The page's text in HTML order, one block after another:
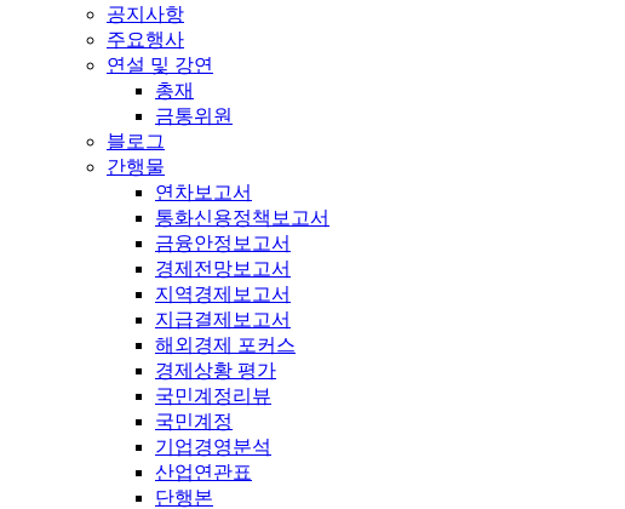
공지사항
주요행사
연설 및 강연
총재
금통위원
블로그
간행물
연차보고서
통화신용정책보고서
금융안정보고서
경제전망보고서
지역경제보고서
지급결제보고서
해외경제 포커스
경제상황 평가
국민계정리뷰
국민계정
기업경영분석
산업연관표
단행본